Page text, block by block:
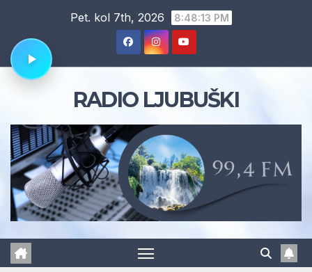
content
Pet. kol 7th, 2026 8:48:14 PM
RADIO LJUBUŠKI